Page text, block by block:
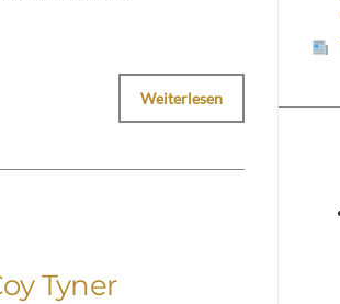
Weiterlesen
Tyner